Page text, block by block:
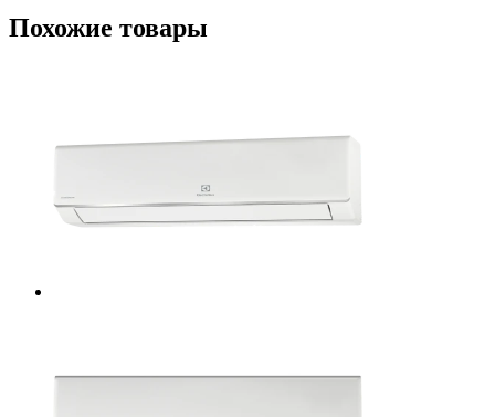
Похожие товары